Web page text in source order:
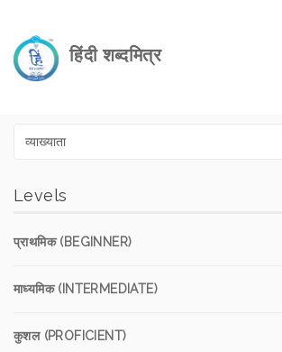
हिंदी शब्दमित्र
Levels
प्राथमिक (BEGINNER)
माध्यमिक (INTERMEDIATE)
कुशल (PROFICIENT)